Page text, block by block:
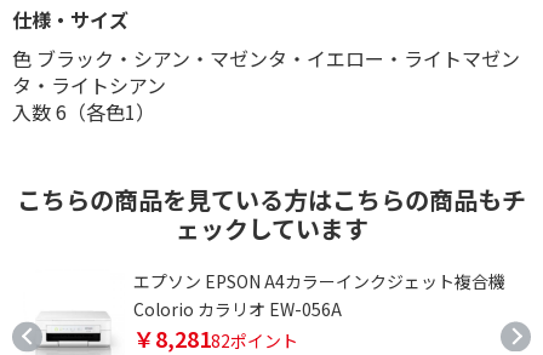
仕様・サイズ
色 ブラック・シアン・マゼンタ・イエロー・ライトマゼン
タ・ライトシアン
入数 6（各色1）
こちらの商品を見ている方はこちらの商品もチ
ェックしています
エプソン EPSON A4カラーインクジェット複合機
Colorio カラリオ EW-056A
￥8,28182ポイント